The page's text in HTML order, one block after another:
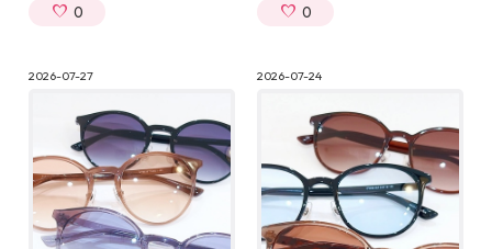
0 0
2026-07-27 2026-07-24